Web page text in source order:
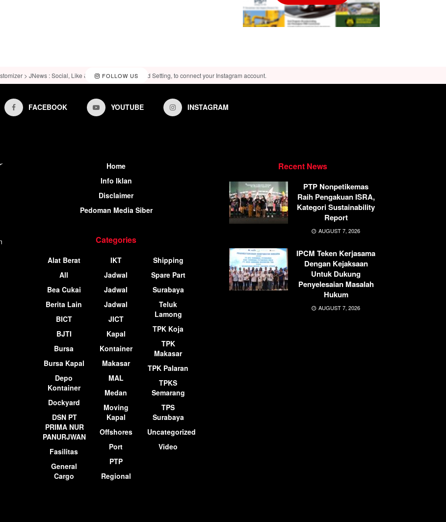
FOLLOW US
> JNews : Social, Like & View > Instagram Feed Setting, to connect your Instagram account.
FACEBOOK YOUTUBE INSTAGRAM
Home
Info Iklan
Disclaimer
Pedoman Media Siber
Categories
Alat Berat
All
Bea Cukai
Berita Lain
BICT
BJTI
Bursa
Bursa Kapal
Depo
Kontainer
Dockyard
DSN PT
PRIMA NUR
PANURJWAN
Fasilitas
General
Cargo
IKT
Jadwal
Jadwal
Jadwal
JICT
Kapal
Kontainer
Makasar
MAL
Medan
Moving
Kapal
Offshores
Port
PTP
Regional
Shipping
Spare Part
Surabaya
Teluk
Lamong
TPK Koja
TPK
Makasar
TPK Palaran
TPKS
Semarang
TPS
Surabaya
Uncategorized
Video
Recent News
PTP Nonpetikemas
Raih Pengakuan ISRA,
Kategori Sustainability
Report
AUGUST 7, 2026
IPCM Teken Kerjasama
Dengan Kejaksaan
Untuk Dukung
Penyelesaian Masalah
Hukum
AUGUST 7, 2026